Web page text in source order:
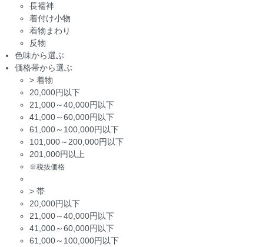
長襦袢
着付け小物
着物まわり
反物
色味から選ぶ
価格帯から選ぶ
> 着物
20,000円以下
21,000～40,000円以下
41,000～60,000円以下
61,000～100,000円以下
101,000～200,000円以下
201,000円以上
※税抜価格
> 帯
20,000円以下
21,000～40,000円以下
41,000～60,000円以下
61,000～100,000円以下